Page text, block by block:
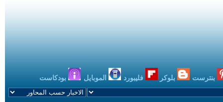
بنترست بلوكر فليبورد الموبايل بودكاست